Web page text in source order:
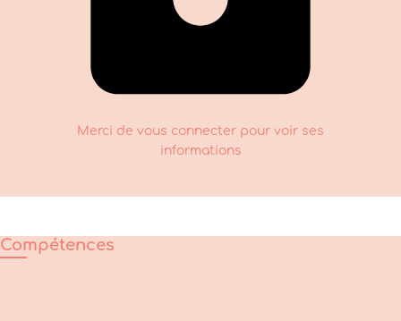
Merci de vous connecter pour voir ses
informations
Compétences